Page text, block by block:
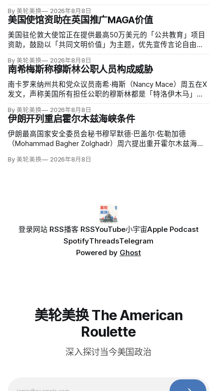
22.5亿美元、外国授权业务2025年收入6100万美元；
By 美轮美换 2026年8月8日
美国使馆资助在英国推广MAGA价值
美国驻伦敦大使馆正在提供最高50万美元的「公共教育」项目
资助，鼓励以「共同文明价值」为主题，优先宣传言论自由、
念。英国自由民主党议员丽莎·斯玛特（Lisa Smart）指责特朗
普政府用「MAGA资金」干预英国民主；
By 美轮美换 2026年8月8日
南希梅斯称穆斯林公职人员构成威胁
南卡罗来纳州共和党众议员南希·梅斯（Nancy Mace）周五在X
发文，声称美国所有担任公职的穆斯林都是「特洛伊木马」，
默」。截至浏览器核验时，这条帖子获得约440万次浏览、6.2
万次点赞、1万次转发和7800条回复。
By 美轮美换 2026年8月8日
伊朗开列重启霍尔木兹海峡条件
伊朗最高国家安全委员会秘书穆罕默德·巴盖尔·佐勒加德
（Mohammad Bagher Zolghadr）周六提出重开霍尔木兹海峡
支付战争赔偿、释放被冻结资产，并停止攻击伊朗地区盟友及
By 美轮美换 2026年8月8日
登录网站 RSS播客 RSSYouTube小宇宙Apple Podcast
SpotifyThreadsTelegram
Powered by Ghost
美轮美换 The American
Roulette
深入探讨当今美国政治